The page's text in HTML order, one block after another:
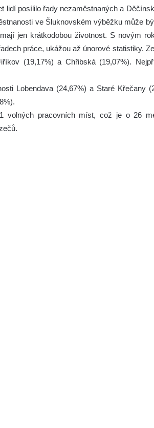
lidí posílilo řady nezaměstnaných a
ve Šluknovském výběžku může
jen krátkodobou životnost. S novým
práce, ukážou až únorové statistiky.
(19,17%) a Chřibská (19,07%).
Lobendava (24,67%) a Staré Křečany
volných pracovních míst, což je o 26